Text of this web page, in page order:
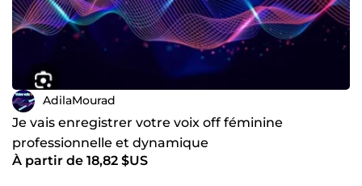
AdilaMourad
Je vais enregistrer votre voix off féminine
professionnelle et dynamique
À partir de 18,82 $US